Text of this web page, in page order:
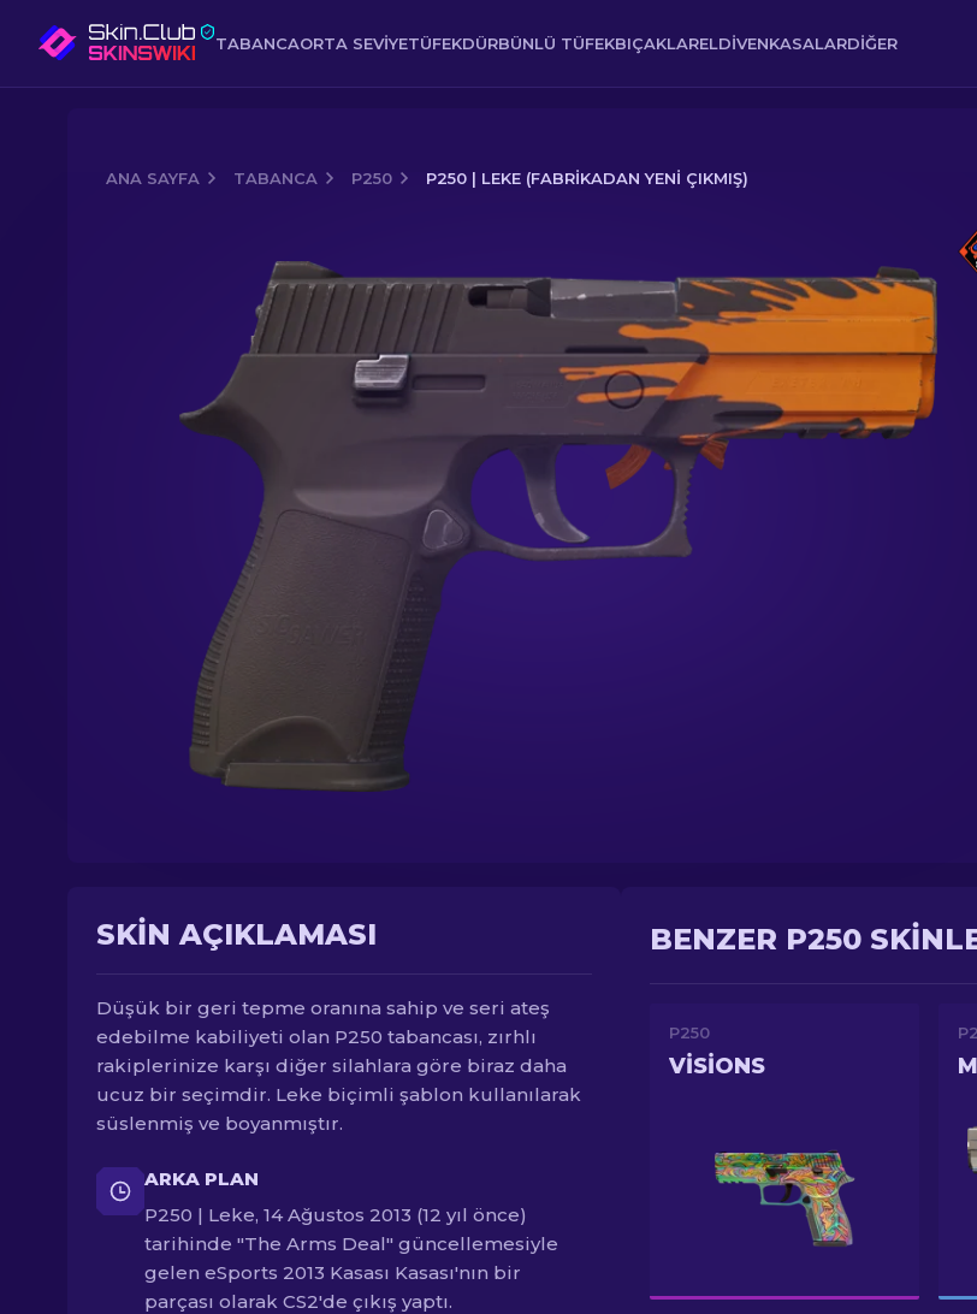
TABANCAORTA SEVIYETÜFEKDÜRBÜNLÜ TÜFEKBIÇAKLARELDIVENKASALARDIĞER
ANA SAYFA TABANCA P250 P250 | LEKE (FABRIKADAN YENI ÇIKMIŞ)
SKIN AÇIKLAMASI
Düşük bir geri tepme oranına sahip ve seri ateş
edebilme kabiliyeti olan P250 tabancası, zırhlı
rakiplerinize karşı diğer silahlara göre biraz daha
ucuz bir seçimdir. Leke biçimli şablon kullanılarak
süslenmiş ve boyanmıştır.
ARKA PLAN
P250 | Leke, 14 Ağustos 2013 (12 yıl önce)
tarihinde "The Arms Deal" güncellemesiyle
gelen eSports 2013 Kasası Kasası'nın bir
parçası olarak CS2'de çıkış yaptı.
BENZER P250
P250
VISIONS